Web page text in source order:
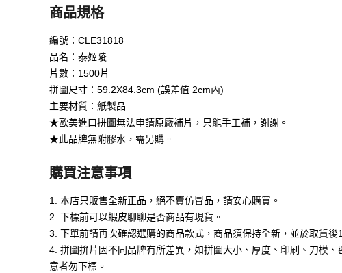
商品規格
編號：CLE31818
品名：泰姬陵
片數：1500片
拼圖尺寸：59.2X84.3cm (誤差值 2cm內)
主要材質：紙製品
★歐美進口拼圖無法申請原廠補片，只能手工補，謝謝。
★此品牌無附膠水，需另購。
購買注意事項
1. 本店只販售全新正品，絕不賣仿冒品，請安心購買。
2. 下標前可以蝦皮聊聊是否商品有現貨。
3. 下單前請再次確認選購的商品款式，商品須保持全新，並於取貨
4. 拼圖拚片因不同品牌有所差異，如拼圖大小、厚度、印刷、刀模
意者勿下標。